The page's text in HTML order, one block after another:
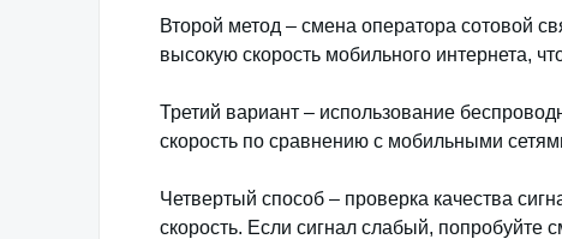
Второй метод – смена оператора сотовой
высокую скорость мобильного интернета,
Третий вариант – использование
скорость по сравнению с мобильными
Четвертый способ – проверка качества
скорость. Если сигнал слабый, попробуйте